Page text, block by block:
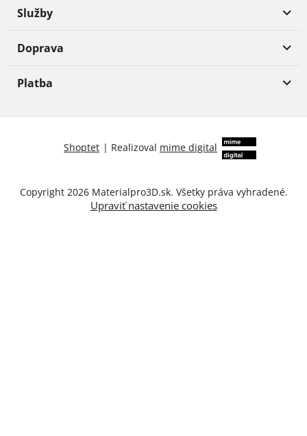
Služby
Doprava
Platba
Shoptet | Realizoval mime digital
Copyright 2026 Materialpro3D.sk. Všetky práva vyhradené.
Upraviť nastavenie cookies